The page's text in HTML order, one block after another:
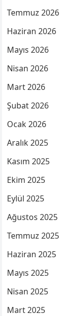
Temmuz 2026
Haziran 2026
Mayıs 2026
Nisan 2026
Mart 2026
Şubat 2026
Ocak 2026
Aralık 2025
Kasım 2025
Ekim 2025
Eylül 2025
Ağustos 2025
Temmuz 2025
Haziran 2025
Mayıs 2025
Nisan 2025
Mart 2025